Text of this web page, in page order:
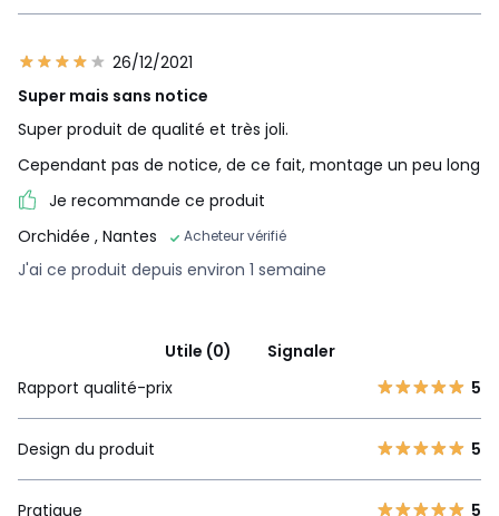
26/12/2021
Super mais sans notice
Super produit de qualité et très joli.
Cependant pas de notice, de ce fait, montage un peu long
Je recommande ce produit
Orchidée , Nantes Acheteur vérifié
J'ai ce produit depuis environ 1 semaine
Utile (0)
Signaler
Rapport qualité-prix
5
Design du produit 5
Pratique 5